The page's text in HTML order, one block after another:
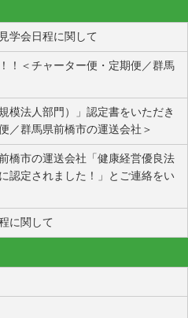
学会日程に関して
！＜チャーター便・定期便／群馬
模法人部門）」認定書をいただき
／群馬県前橋市の運送会社＞
橋市の運送会社「健康経営優良法
認定されました！」とご連絡をい
に関して